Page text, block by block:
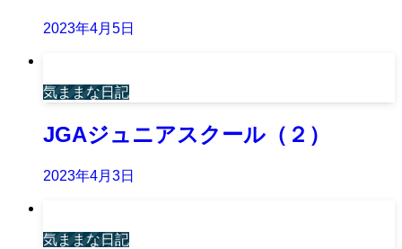
2023年4月5日
気ままな日記
JGAジュニアスクール（２）
2023年4月3日
気ままな日記